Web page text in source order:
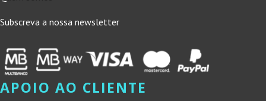
Subscreva a nossa newsletter
APOIO AO CLIENTE